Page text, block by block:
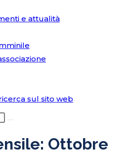
e attualità
sul sito web
Ottobre